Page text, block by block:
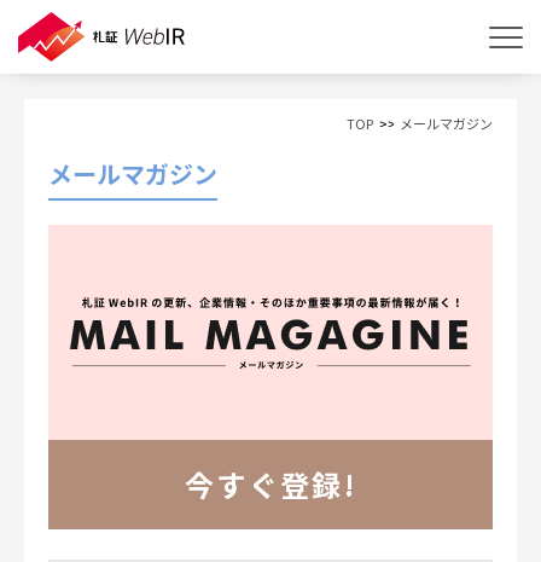
TOP メールマガジン
メールマガジン
今すぐ登録!